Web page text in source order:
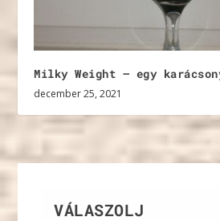
Milky Weight – egy
december 25, 2021
VÁLASZOLJ